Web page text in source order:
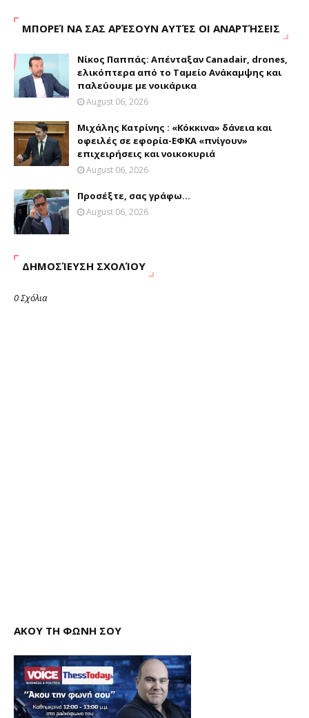
ΜΠΟΡΕΊ ΝΑ ΣΑΣ ΑΡΈΣΟΥΝ ΑΥΤΈΣ ΟΙ ΑΝΑΡΤΉΣΕΙΣ
Νίκος Παππάς: Απένταξαν Canadair, drones,
ελικόπτερα από το Ταμείο Ανάκαμψης και
παλεύουμε με νοικάρικα
August 06, 2026
Μιχάλης Κατρίνης : «Κόκκινα» δάνεια και
οφειλές σε εφορία-ΕΦΚΑ «πνίγουν»
επιχειρήσεις και νοικοκυριά
August 06, 2026
Προσέξτε, σας γράφω...
August 06, 2026
ΔΗΜΟΣΊΕΥΣΗ ΣΧΟΛΊΟΥ
0 Σχόλια
ΑΚΟΥ ΤΗ ΦΩΝΗ ΣΟΥ